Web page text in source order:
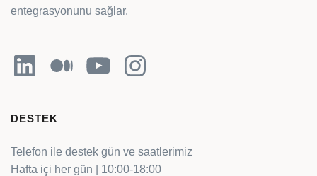
entegrasyonunu sağlar.
LinkedInOrta YouTubeInstagram
DESTEK
Telefon ile destek gün ve saatlerimiz
Hafta içi her gün | 10:00-18:00